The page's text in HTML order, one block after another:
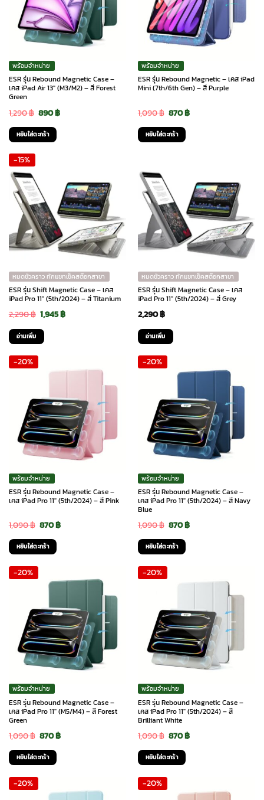
พร้อมจำหน่าย
ESR รุ่น Rebound Magnetic Case –
เคส iPad Air 13″ (M3/M2) – สี Forest
Green
1,290฿ Original
price
was:
890฿Current
หยิบใส่ตะกร้า
พร้อมจำหน่าย
ESR รุ่น Rebound Magnetic – เคส iPad
Mini (7th/6th Gen) – สี Purple
1,090฿ Original
price
was:
870฿Current
หยิบใส่ตะกร้า
-15%
หมดชั่วคราว ทักแชทเช็คสต๊อกสาขา
ESR รุ่น Shift Magnetic Case – เคส
iPad Pro 11″ (5th/2024) – สี Titanium
2,290฿ Original
price
was:
1,945฿Current
อ่านเพิ่ม
หมดชั่วคราว ทักแชทเช็คสต๊อกสาขา
ESR รุ่น Shift Magnetic Case – เคส
iPad Pro 11″ (5th/2024) – สี Grey
2,290฿
อ่านเพิ่ม
-20%
พร้อมจำหน่าย
ESR รุ่น Rebound Magnetic Case –
เคส iPad Pro 11″ (5th/2024) – สี Pink
1,090฿ Original
price
was:
870฿Current
หยิบใส่ตะกร้า
-20%
พร้อมจำหน่าย
ESR รุ่น Rebound Magnetic Case –
เคส iPad Pro 11″ (5th/2024) – สี Navy
Blue
1,090฿ Original
price
was:
870฿Current
หยิบใส่ตะกร้า
-20%
พร้อมจำหน่าย
ESR รุ่น Rebound Magnetic Case –
เคส iPad Pro 11″ (M5/M4) – สี Forest
Green
1,090฿ Original
price
was:
870฿Current
หยิบใส่ตะกร้า
-20%
พร้อมจำหน่าย
ESR รุ่น Rebound Magnetic Case –
เคส iPad Pro 11″ (5th/2024) – สี
Brilliant White
1,090฿ Original
price
was:
870฿Current
หยิบใส่ตะกร้า
-20% -20%